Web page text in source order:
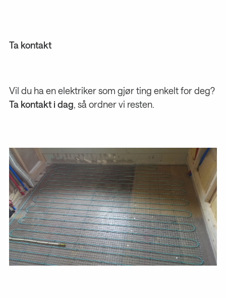
Ta kontakt
Vil du ha en elektriker som gjør ting enkelt for deg?
Ta kontakt i dag, så ordner vi resten.